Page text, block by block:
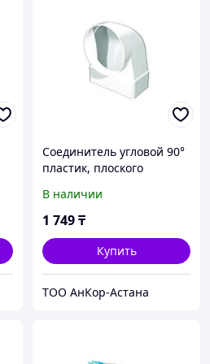
Соединитель угловой 90°
пластик, плоского
воздухораспределителем
60х204/D125 620СК12,5ФП
В наличии
1 749₸
Купить
ТОО АнКор-Астана